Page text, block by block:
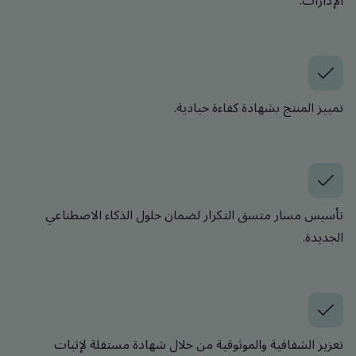
تمييز المنتج بشهادة كفاءة حيادية.
تأسيس مسار متسق التكرار لضمان حلول الذكاء الاصطناعي
الجديدة.
تعزيز الشفافية والموثوقية من خلال شهادة مستقلة لإثبات